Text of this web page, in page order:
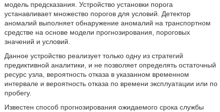
модель предсказания. Устройство установки порога
устанавливает множество порогов для условий. Детектор
аномалий выполняет обнаружение аномалий на транспортном
средстве на основе модели прогнозирования, пороговых
значений и условий.
Данное устройство реализует только одну из стратегий
предиктивной аналитики, и не позволяет определять остаточный
ресурс узла, вероятность отказа в указанном временном
интервале и вероятность отказа по времени эксплуатации или по
пробегу.
Известен способ прогнозирования ожидаемого срока службы